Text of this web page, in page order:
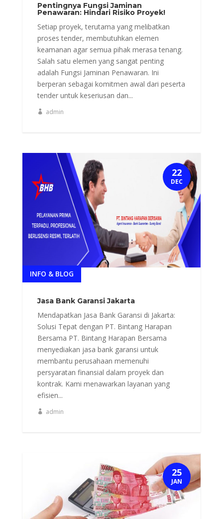
Pentingnya Fungsi Jaminan
Penawaran: Hindari Risiko Proyek!
Setiap proyek, terutama yang melibatkan
proses tender, membutuhkan elemen
keamanan agar semua pihak merasa tenang.
Salah satu elemen yang sangat penting
adalah Fungsi Jaminan Penawaran. Ini
berperan sebagai komitmen awal dari peserta
tender untuk keseriusan dan...
admin
Jasa Bank Garansi Jakarta
INFO & BLOG
Mendapatkan Jasa Bank Garansi di Jakarta:
Solusi Tepat dengan PT. Bintang Harapan
Bersama PT. Bintang Harapan Bersama
menyediakan jasa bank garansi untuk
membantu perusahaan memenuhi
persyaratan finansial dalam proyek dan
kontrak. Kami menawarkan layanan yang
efisien...
admin
22
DEC
25
JAN